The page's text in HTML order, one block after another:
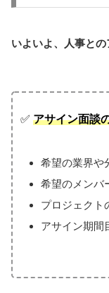
いよいよ、人事との
✅ アサイン面談
希望の業界や
希望のメンバ
プロジェクト
アサイン期間